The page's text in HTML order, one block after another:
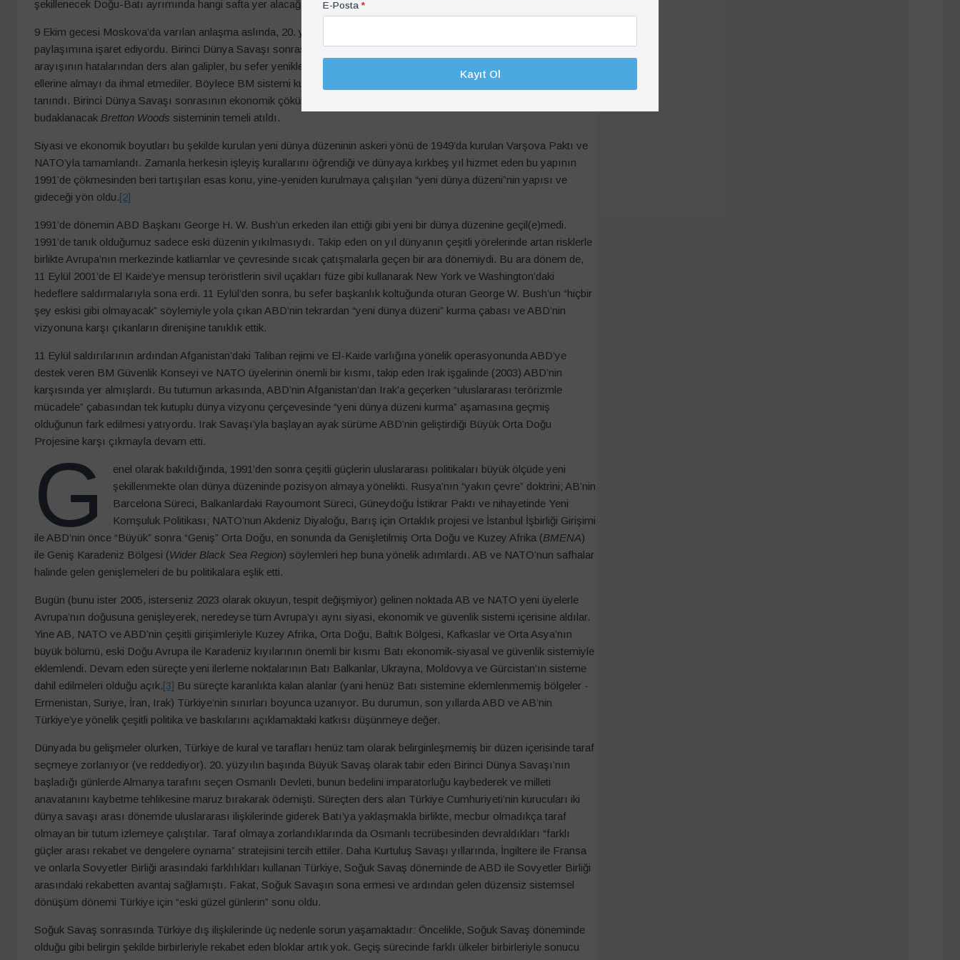
şekillenecek Doğu-Batı ayrımında hangi safta yer alacağı belirlenmemişti.
9 Ekim gecesi Moskova’da varılan anlaşma aslında, 20. yüzyılda büyük güçlerin Avrupa’yı (ve dünyayı) ikinci defa
paylaşımına işaret ediyordu. Birinci Dünya Savaşı sonrasının intikamcı ve yenikleri sistem dışında bırakan düzen
arayışının hatalarından ders alan galipler, bu sefer yenikleri de sisteme dahil ettiler ama sistemin kesin kontrolünü
ellerine almayı da ihmal etmediler. Böylece BM sistemi kurulurken oluşturulan Güvenlik Konseyi’nde galiplere veto hakkı
tanındı. Birinci Dünya Savaşı sonrasının ekonomik çöküntüsünün tekrarlanmaması için takip eden yıllarda dallanıp
budaklanacak Bretton Woods sisteminin temeli atıldı.
Siyasi ve ekonomik boyutları bu şekilde kurulan yeni dünya düzeninin askeri yönü de 1949’da kurulan Varşova Paktı ve
NATO’yla tamamlandı. Zamanla herkesin işleyiş kurallarını öğrendiği ve dünyaya kırkbeş yıl hizmet eden bu yapının
1991’de çökmesinden beri tartışılan esas konu, yine-yeniden kurulmaya çalışılan “yeni dünya düzeni”nin yapısı ve
gideceği yön oldu.[2]
1991’de dönemin ABD Başkanı George H. W. Bush’un erkeden ilan ettiği gibi yeni bir dünya düzenine geçil(e)medi.
1991’de tanık olduğumuz sadece eski düzenin yıkılmasıydı. Takip eden on yıl dünyanın çeşitli yörelerinde artan risklerle
birlikte Avrupa’nın merkezinde katliamlar ve çevresinde sıcak çatışmalarla geçen bir ara dönemiydi. Bu ara dönem de,
11 Eylül 2001’de El Kaide’ye mensup teröristlerin sivil uçakları füze gibi kullanarak New York ve Washington’daki
hedeflere saldırmalarıyla sona erdi. 11 Eylül’den sonra, bu sefer başkanlık koltuğunda oturan George W. Bush’un “hiçbir
şey eskisi gibi olmayacak” söylemiyle yola çıkan ABD’nin tekrardan “yeni dünya düzeni” kurma çabası ve ABD’nin
vizyonuna karşı çıkanların direnişine tanıklık ettik.
11 Eylül saldırılarının ardından Afganistan’daki Taliban rejimi ve El-Kaide varlığına yönelik operasyonunda ABD’ye
destek veren BM Güvenlik Konseyi ve NATO üyelerinin önemli bir kısmı, takip eden Irak işgalinde (2003) ABD’nin
karşısında yer almışlardı. Bu tutumun arkasında, ABD’nin Afganistan’dan Irak’a geçerken “uluslararası terörizmle
mücadele” çabasından tek kutuplu dünya vizyonu çerçevesinde “yeni dünya düzeni kurma” aşamasına geçmiş
olduğunun fark edilmesi yatıyordu. Irak Savaşı’yla başlayan ayak sürüme ABD’nin geliştirdiği Büyük Orta Doğu
Projesine karşı çıkmayla devam etti.
G
enel olarak bakıldığında, 1991’den sonra çeşitli güçlerin uluslararası politikaları büyük ölçüde yeni
şekillenmekte olan dünya düzeninde pozisyon almaya yönelikti. Rusya’nın “yakın çevre” doktrini; AB’nin
Barcelona Süreci, Balkanlardaki Rayoumont Süreci, Güneydoğu İstikrar Paktı ve nihayetinde Yeni
Komşuluk Politikası; NATO’nun Akdeniz Diyaloğu, Barış için Ortaklık projesi ve İstanbul İşbirliği Girişimi
ile ABD’nin önce “Büyük” sonra “Geniş” Orta Doğu, en sonunda da Genişletilmiş Orta Doğu ve Kuzey Afrika (BMENA)
ile Geniş Karadeniz Bölgesi (Wider Black Sea Region) söylemleri hep buna yönelik adımlardı. AB ve NATO’nun safhalar
halinde gelen genişlemeleri de bu politikalara eşlik etti.
Bugün (bunu ister 2005, isterseniz 2023 olarak okuyun, tespit değişmiyor) gelinen noktada AB ve NATO yeni üyelerle
Avrupa’nın doğusuna genişleyerek, neredeyse tüm Avrupa’yı aynı siyasi, ekonomik ve güvenlik sistemi içerisine aldılar.
Yine AB, NATO ve ABD’nin çeşitli girişimleriyle Kuzey Afrika, Orta Doğu, Baltık Bölgesi, Kafkaslar ve Orta Asya’nın
büyük bölümü, eski Doğu Avrupa ile Karadeniz kıyılarının önemli bir kısmı Batı ekonomik-siyasal ve güvenlik sistemiyle
eklemlendi. Devam eden süreçte yeni ilerleme noktalarının Batı Balkanlar, Ukrayna, Moldovya ve Gürcistan’ın sisteme
dahil edilmeleri olduğu açık.[3] Bu süreçte karanlıkta kalan alanlar (yani henüz Batı sistemine eklemlenmemiş bölgeler -
Ermenistan, Suriye, İran, Irak) Türkiye’nin sınırları boyunca uzanıyor. Bu durumun, son yıllarda ABD ve AB’nin
Türkiye’ye yönelik çeşitli politika ve baskılarını açıklamaktaki katkısı düşünmeye değer.
Dünyada bu gelişmeler olurken, Türkiye de kural ve tarafları henüz tam olarak belirginleşmemiş bir düzen içerisinde taraf
seçmeye zorlanıyor (ve reddediyor). 20. yüzyılın başında Büyük Savaş olarak tabir eden Birinci Dünya Savaşı’nın
başladığı günlerde Almanya tarafını seçen Osmanlı Devleti, bunun bedelini imparatorluğu kaybederek ve milleti
anavatanını kaybetme tehlikesine maruz bırakarak ödemişti. Süreçten ders alan Türkiye Cumhuriyeti’nin kurucuları iki
dünya savaşı arası dönemde uluslararası ilişkilerinde giderek Batı’ya yaklaşmakla birlikte, mecbur olmadıkça taraf
olmayan bir tutum izlemeye çalıştılar. Taraf olmaya zorlandıklarında da Osmanlı tecrübesinden devraldıkları “farklı
güçler arası rekabet ve dengelere oynama” stratejisini tercih ettiler. Daha Kurtuluş Savaşı yıllarında, İngiltere ile Fransa
ve onlarla Sovyetler Birliği arasındaki farklılıkları kullanan Türkiye, Soğuk Savaş döneminde de ABD ile Sovyetler Birliği
arasındaki rekabetten avantaj sağlamıştı. Fakat, Soğuk Savaşın sona ermesi ve ardından gelen düzensiz sistemsel
dönüşüm dönemi Türkiye için “eski güzel günlerin” sonu oldu.
Soğuk Savaş sonrasında Türkiye dış ilişkilerinde üç nedenle sorun yaşamaktadır: Öncelikle, Soğuk Savaş döneminde
olduğu gibi belirgin şekilde birbirleriyle rekabet eden bloklar artık yok. Geçiş sürecinde farklı ülkeler birbirleriyle sonucu
E-Posta *
Kayıt Ol